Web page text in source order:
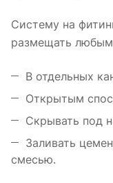
Систему на
размещать
В отдельных
Открытым
Скрывать под
Заливать
смесью.